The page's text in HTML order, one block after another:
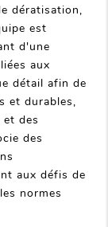
dératisation,
est
d'une
aux
détail afin de
et durables,
des
des
aux défis de
normes